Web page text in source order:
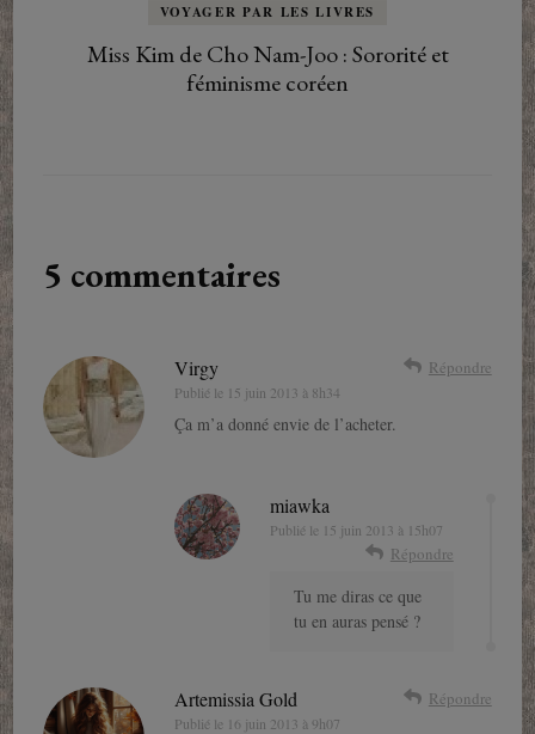
VOYAGER PAR LES LIVRES
Miss Kim de Cho Nam-Joo : Sororité et
féminisme coréen
5 commentaires
Virgy
Publié le 15 juin 2013 à 8h34
Répondre
Ça m’a donné envie de l’acheter.
miawka
Publié le 15 juin 2013 à 15h07
Répondre
Tu me diras ce que
tu en auras pensé ?
Artemissia Gold
Publié le 16 juin 2013 à 9h07
Répondre